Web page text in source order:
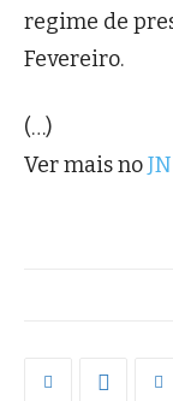
regime de
Fevereiro.
(…)
Ver mais noJN